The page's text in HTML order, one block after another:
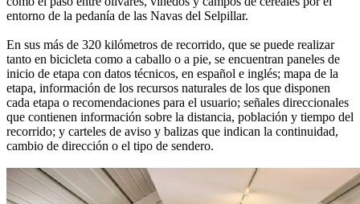
entorno de la pedanía de las Navas del Selpillar.
En sus más de 320 kilómetros de recorrido, que se puede realizar
tanto en bicicleta como a caballo o a pie, se encuentran paneles de
inicio de etapa con datos técnicos, en español e inglés; mapa de la
etapa, información de los recursos naturales de los que disponen
cada etapa o recomendaciones para el usuario; señales direccionales
que contienen información sobre la distancia, población y tiempo del
recorrido; y carteles de aviso y balizas que indican la continuidad,
cambio de dirección o el tipo de sendero.